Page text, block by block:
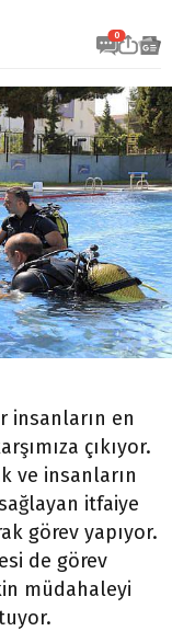
0
insanların en
çıkıyor.
ve insanların
itfaiye
görev yapıyor.
de görev
müdahaleyi